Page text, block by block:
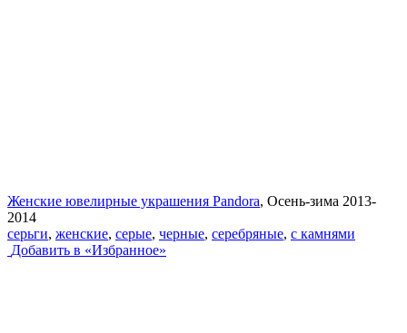
Женские ювелирные украшения Pandora, Осень-зима 2013-
2014
серьги, женские, серые, черные, серебряные, с камнями
Добавить в «Избранное»